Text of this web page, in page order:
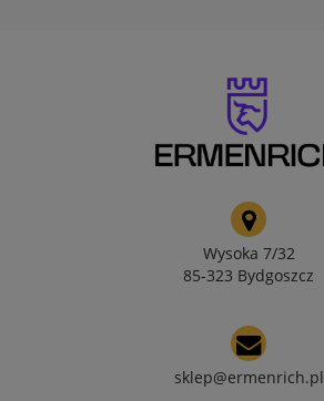
Wysoka 7/32
85-323 Bydgoszcz
sklep@ermenrich.pl